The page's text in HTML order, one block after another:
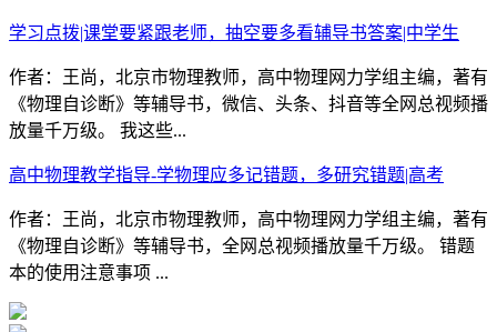
学习点拨|课堂要紧跟老师，抽空要多看辅导书答案|中学生
作者：王尚，北京市物理教师，高中物理网力学组主编，著有
《物理自诊断》等辅导书，微信、头条、抖音等全网总视频播
放量千万级。 我这些...
高中物理教学指导-学物理应多记错题，多研究错题|高考
作者：王尚，北京市物理教师，高中物理网力学组主编，著有
《物理自诊断》等辅导书，全网总视频播放量千万级。 错题
本的使用注意事项 ...